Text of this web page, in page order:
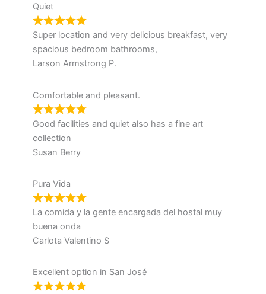
Quiet
Super location and very delicious breakfast, very
spacious bedroom bathrooms,
Larson Armstrong P.
Comfortable and pleasant.
Good facilities and quiet also has a fine art
collection
Susan Berry
Pura Vida
La comida y la gente encargada del hostal muy
buena onda
Carlota Valentino S
Excellent option in San José